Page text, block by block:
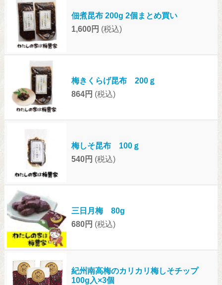
佃煮昆布 200g 2個まとめ買い
1,600円 (税込)
梅きくらげ昆布 200ｇ
864円 (税込)
梅しそ昆布 100ｇ
540円 (税込)
三日月梅 80g
680円 (税込)
紀州南高梅のカリカリ梅しそチップ
100g入×3個